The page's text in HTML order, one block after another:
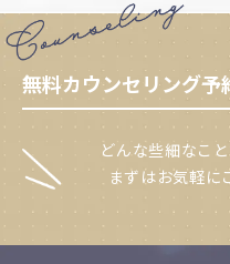
無料カウンセリング予
どんな些細なこ
まずはお気軽に